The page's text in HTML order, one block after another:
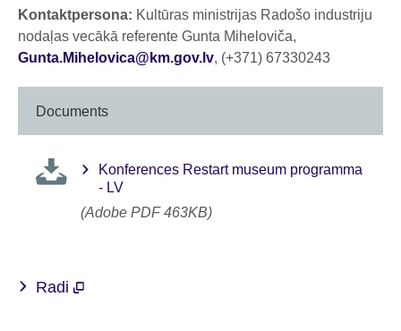
Kontaktpersona: Kultūras ministrijas Radošo industriju
nodaļas vecākā referente Gunta Miheloviča,
Gunta.Mihelovica@km.gov.lv, (+371) 67330243
Documents
Konferences Restart museum programma
- LV
(Adobe PDF 463KB)
Radi